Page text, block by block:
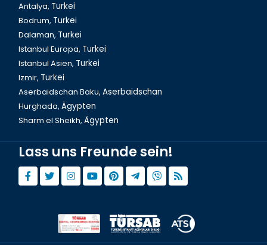
Antalya, Turkei
Bodrum, Turkei
Dalaman, Turkei
Istanbul Europa, Turkei
Istanbul Asien, Turkei
Izmir, Turkei
Aserbaidschan Baku, Aserbaidschan
Hurghada, Ägypten
Sharm el Sheikh, Ägypten
Lass uns Freunde sein!